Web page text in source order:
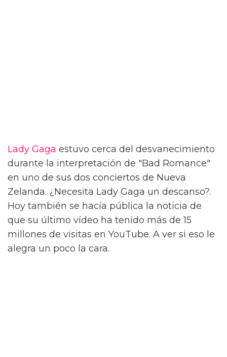
Lady Gaga estuvo cerca del desvanecimiento
durante la interpretación de "Bad Romance"
en uno de sus dos conciertos de Nueva
Zelanda. ¿Necesita Lady Gaga un descanso?.
Hoy también se hacía pública la noticia de
que su último vídeo ha tenido más de 15
millones de visitas en YouTube. A ver si eso le
alegra un poco la cara.